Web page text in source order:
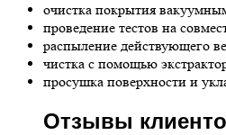
очистка покрытия
проведение тестов на
распыление действующего
чистка с помощью
просушка поверхности и
Отзывы